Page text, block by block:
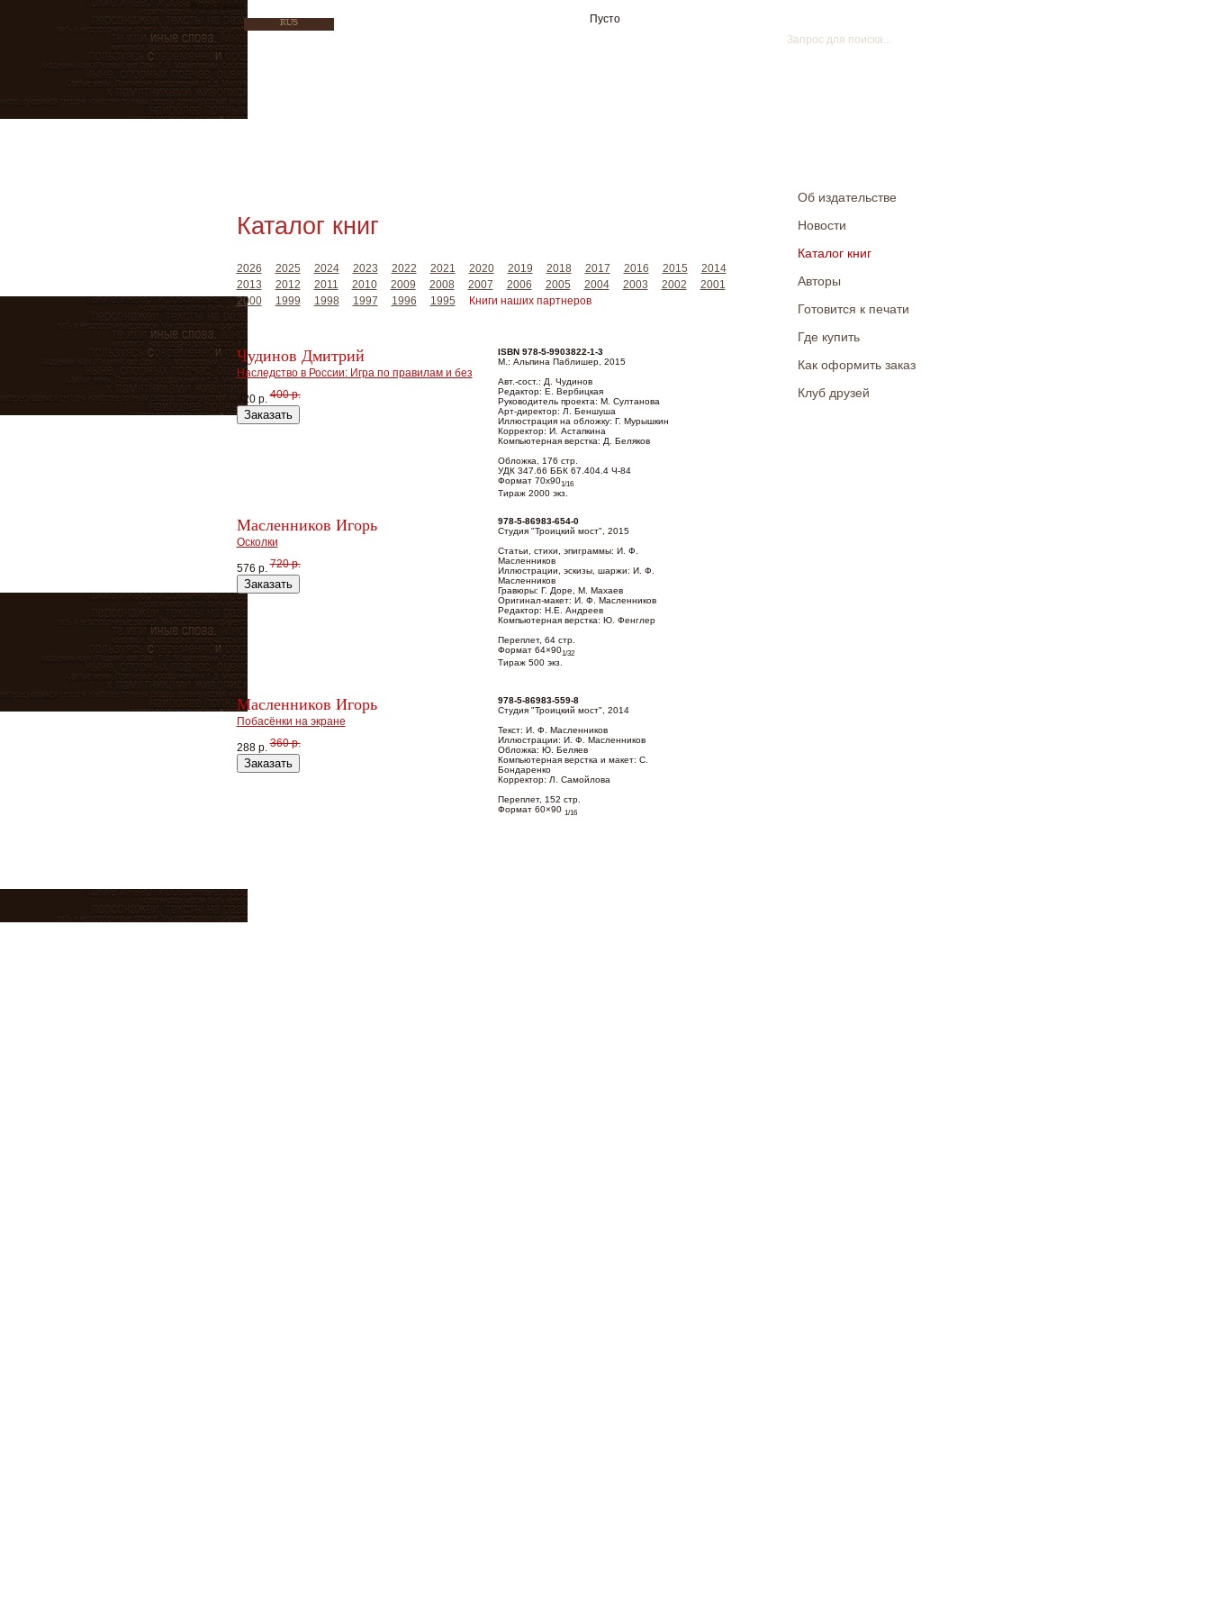
Ваш заказ
Пусто
Об издательстве
Новости
Каталог книг
Авторы
Готовится к печати
Где купить
Как оформить заказ
Клуб друзей
Каталог книг
2026 2025 2024 2023 2022 2021 2020 2019 2018 2017 2016 2015
2014
2013
2012 2011 2010 2009 2008 2007 2006 2005 2004 2003 2002
2001
2000
1999 1998 1997 1996 1995 Книги наших партнеров
Чудинов Дмитрий
Наследство в России: Игра по правилам и без
320 р.400 р.
Заказать
ISBN 978-5-9903822-1-3
М.: Альпина Паблишер, 2015
Авт.-сост.: Д. Чудинов
Редактор: Е. Вербицкая
Руководитель проекта: М. Султанова
Арт-директор: Л. Беншуша
Иллюстрация на обложку: Г. Мурышкин
Корректор: И. Астапкина
Компьютерная верстка: Д. Беляков
Обложка, 176 стр.
УДК 347.66 ББК 67.404.4 Ч-84
Формат 70х901/16
Тираж 2000 экз.
Масленников Игорь
Осколки
576 р.720 р.
Заказать
978-5-86983-654-0
Студия "Троицкий мост", 2015
Статьи, стихи, эпиграммы: И. Ф.
Масленников
Иллюстрации, эскизы, шаржи: И. Ф.
Масленников
Гравюры: Г. Доре, М. Махаев
Оригинал-макет: И. Ф. Масленников
Редактор: Н.Е. Андреев
Компьютерная верстка: Ю. Фенглер
Переплет, 64 стр.
Формат 64×901/32
Тираж 500 экз.
Масленников Игорь
Побасёнки на экране
288 р.360 р.
Заказать
978-5-86983-559-8
Студия "Троицкий мост", 2014
Текст: И. Ф. Масленников
Иллюстрации: И. Ф. Масленников
Обложка: Ю. Беляев
Компьютерная верстка и макет: С.
Бондаренко
Корректор: Л. Самойлова
Переплет, 152 стр.
Формат 60×90 1/16